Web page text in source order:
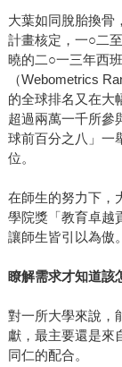
大葉如同脫胎換骨
計畫核定，一○二
曉的二○一三年西
（Webometrics
的全球排名又在大
超過兩萬一千所參
球前百分之八」一
位。
在師生的努力下，
學院獎「教育卓越
讓師生皆引以為傲。
瞭解需求才知道該
對一所大學來說，
獻，最主要還是來
同仁的配合。